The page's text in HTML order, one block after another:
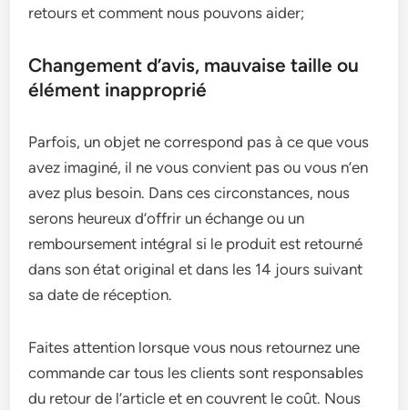
retours et comment nous pouvons aider;
Changement d’avis, mauvaise taille ou
élément inapproprié
Parfois, un objet ne correspond pas à ce que vous
avez imaginé, il ne vous convient pas ou vous n’en
avez plus besoin. Dans ces circonstances, nous
serons heureux d’offrir un échange ou un
remboursement intégral si le produit est retourné
dans son état original et dans les 14 jours suivant
sa date de réception.
Faites attention lorsque vous nous retournez une
commande car tous les clients sont responsables
du retour de l’article et en couvrent le coût. Nous